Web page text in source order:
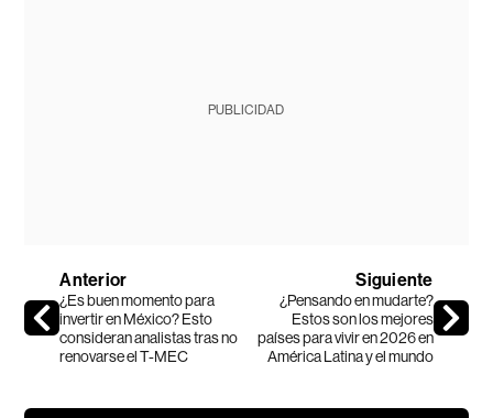
PUBLICIDAD
Anterior
¿Es buen momento para
invertir en México? Esto
consideran analistas tras no
renovarse el T-MEC
Siguiente
¿Pensando en mudarte?
Estos son los mejores
países para vivir en 2026 en
América Latina y el mundo